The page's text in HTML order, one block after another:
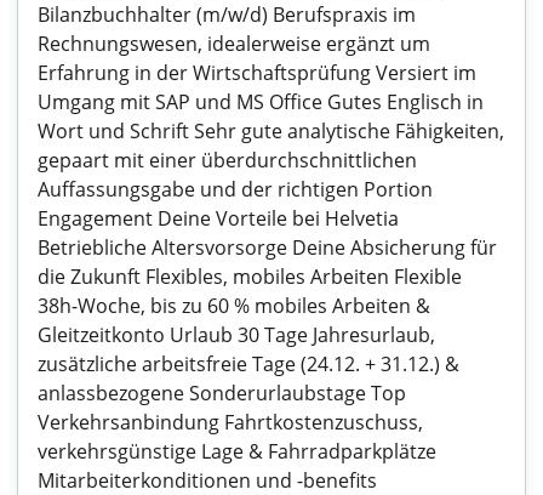
Bilanzbuchhalter (m/w/d) Berufspraxis im
Rechnungswesen, idealerweise ergänzt um
Erfahrung in der Wirtschaftsprüfung Versiert im
Umgang mit SAP und MS Office Gutes Englisch in
Wort und Schrift Sehr gute analytische Fähigkeiten,
gepaart mit einer überdurchschnittlichen
Auffassungsgabe und der richtigen Portion
Engagement Deine Vorteile bei Helvetia
Betriebliche Altersvorsorge Deine Absicherung für
die Zukunft Flexibles, mobiles Arbeiten Flexible
38h-Woche, bis zu 60 % mobiles Arbeiten &
Gleitzeitkonto Urlaub 30 Tage Jahresurlaub,
zusätzliche arbeitsfreie Tage (24.12. + 31.12.) &
anlassbezogene Sonderurlaubstage Top
Verkehrsanbindung Fahrtkostenzuschuss,
verkehrsgünstige Lage & Fahrradparkplätze
Mitarbeiterkonditionen und -benefits